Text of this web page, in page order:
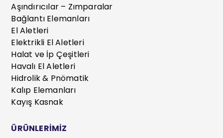
Aşındırıcılar – Zımparalar
Bağlantı Elemanları
El Aletleri
Elektrikli El Aletleri
Halat ve İp Çeşitleri
Havalı El Aletleri
Hidrolik & Pnömatik
Kalıp Elemanları
Kayış Kasnak
ÜRÜNLERİMİZ